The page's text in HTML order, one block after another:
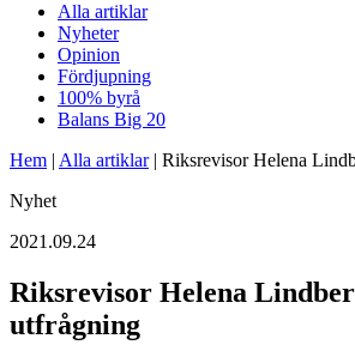
Alla artiklar
Nyheter
Opinion
Fördjupning
100% byrå
Balans Big 20
Hem | Alla artiklar| Riksrevisor Helena
Nyhet
2021.09.24
Riksrevisor Helena
utfrågning